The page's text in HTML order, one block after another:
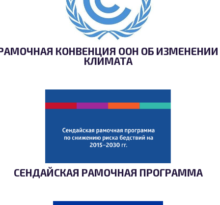
КОНВЕНЦИЯ ООН ОБ ИЗМЕНЕНИИ
КЛИМАТА
СЕНДАЙСКАЯ РАМОЧНАЯ ПРОГРАММА